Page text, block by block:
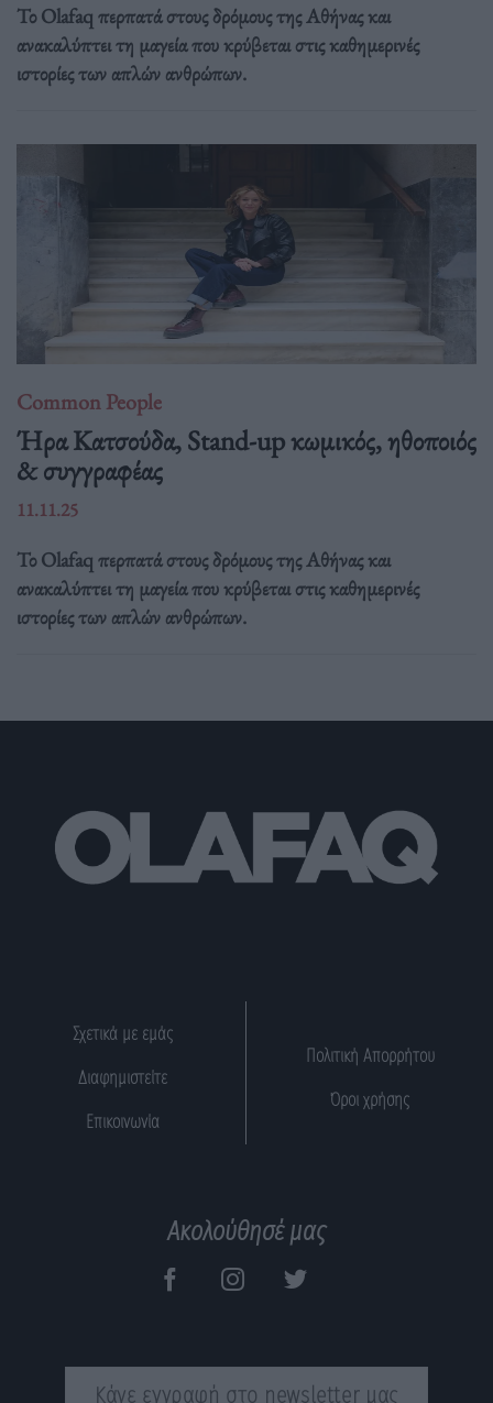
Το Olafaq περπατά στους δρόμους της Αθήνας και
ανακαλύπτει τη μαγεία που κρύβεται στις καθημερινές
ιστορίες των απλών ανθρώπων.
Common People
Ήρα Κατσούδα, Stand-up κωμικός, ηθοποιός
& συγγραφέας
11.11.25
Το Olafaq περπατά στους δρόμους της Αθήνας και
ανακαλύπτει τη μαγεία που κρύβεται στις καθημερινές
ιστορίες των απλών ανθρώπων.
Σχετικά με εμάς
Διαφημιστείτε
Επικοινωνία
Πολιτική Απορρήτου
Όροι χρήσης
Ακολούθησέ μας
Κάνε εγγραφή στο newsletter μας